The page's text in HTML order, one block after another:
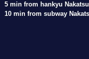
5 min from hankyu
10 min from subway